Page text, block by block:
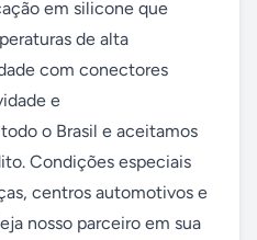
em silicone que
de alta
com conectores
e
o Brasil e aceitamos
Condições especiais
centros automotivos e
nosso parceiro em sua